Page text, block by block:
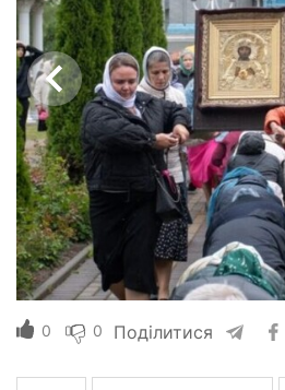
0 0 Поділитися